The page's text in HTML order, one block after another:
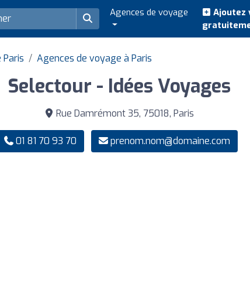
Agences de voyage
Ajoutez
Agences de voyage à Paris
Selectour - Idées Voyages
Rue Damrémont 35, 75018, Paris
01 81 70 93 70 prenom.nom@domaine.com